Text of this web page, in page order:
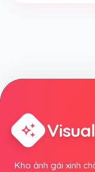
auto_awesome
Kho ảnh gái xinh